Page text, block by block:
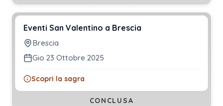
Eventi San Valentino a Brescia
Brescia
Gio 23 Ottobre 2025
Scopri la sagra
CONCLUSA